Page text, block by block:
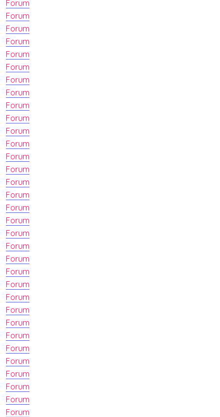
Forum
Forum
Forum
Forum
Forum
Forum
Forum
Forum
Forum
Forum
Forum
Forum
Forum
Forum
Forum
Forum
Forum
Forum
Forum
Forum
Forum
Forum
Forum
Forum
Forum
Forum
Forum
Forum
Forum
Forum
Forum
Forum
Forum